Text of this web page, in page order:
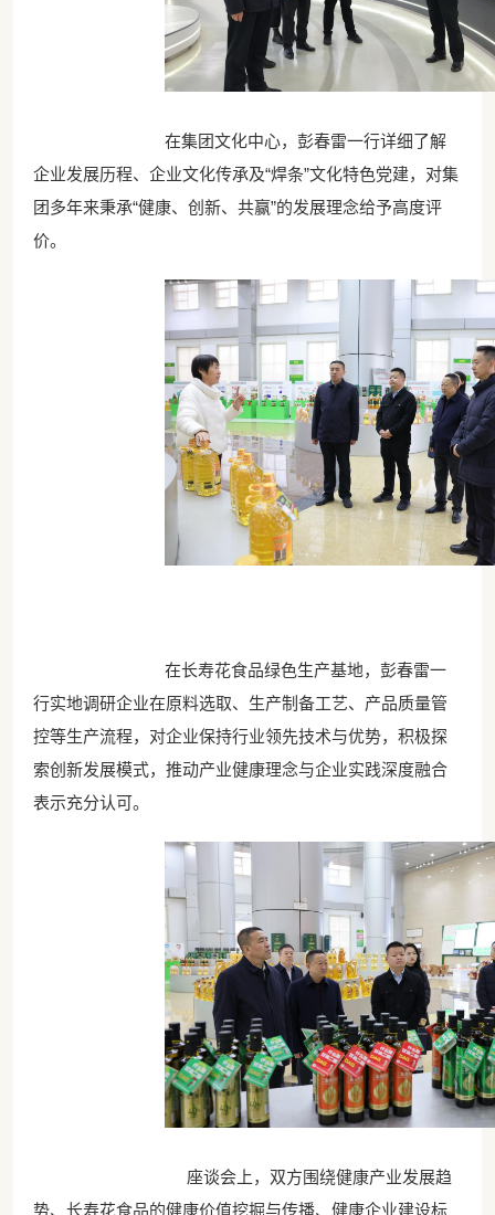
在集团文化中心，彭春雷一行详细了解
企业发展历程、企业文化传承及“焊条”文化特色党建，对集
团多年来秉承“健康、创新、共赢”的发展理念给予高度评
价。
在长寿花食品绿色生产基地，彭春雷一
行实地调研企业在原料选取、生产制备工艺、产品质量管
控等生产流程，对企业保持行业领先技术与优势，积极探
索创新发展模式，推动产业健康理念与企业实践深度融合
表示充分认可。
座谈会上，双方围绕健康产业发展趋
势、长寿花食品的健康价值挖掘与传播、健康企业建设标